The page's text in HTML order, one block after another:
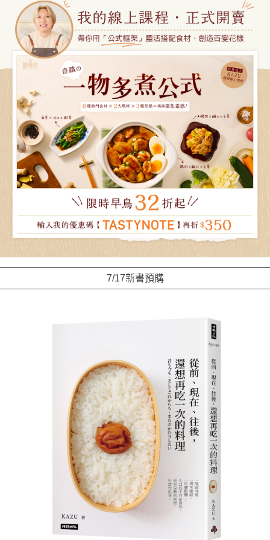
7/17新書預購